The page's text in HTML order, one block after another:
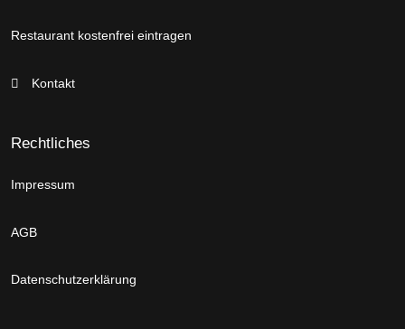
Restaurant kostenfrei eintragen
Kontakt
Rechtliches
Impressum
AGB
Datenschutzerklärung